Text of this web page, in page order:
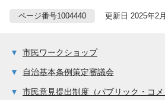
ページ番号1004440 更新日 2025年2
市民ワークショップ
自治基本条例策定審議会
市民意見提出制度（パブリック・コ